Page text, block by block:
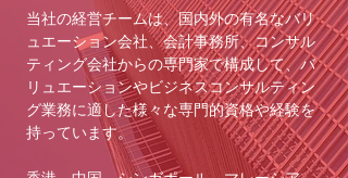
当社の経営チームは、国内外の有名なバリ
ュエーション会社、会計事務所、コンサル
ティング会社からの専門家で構成して、バ
リュエーションやビジネスコンサルティン
グ業務に適した様々な専門的資格や経験を
持っています。